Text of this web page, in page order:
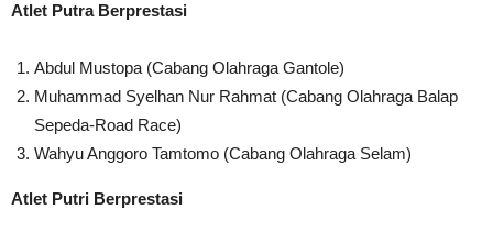
Atlet Putra Berprestasi
Abdul Mustopa (Cabang Olahraga Gantole)
Muhammad Syelhan Nur Rahmat (Cabang Olahraga Balap
Sepeda-Road Race)
Wahyu Anggoro Tamtomo (Cabang Olahraga Selam)
Atlet Putri Berprestasi